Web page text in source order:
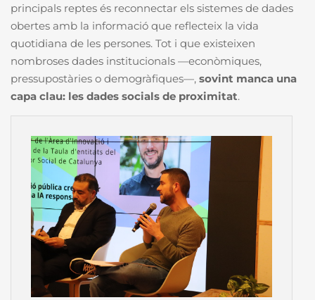
principals reptes és reconnectar els sistemes de dades
obertes amb la informació que reflecteix la vida
quotidiana de les persones. Tot i que existeixen
nombroses dades institucionals —econòmiques,
pressupostàries o demogràfiques—, sovint manca una
capa clau: les dades socials de proximitat.